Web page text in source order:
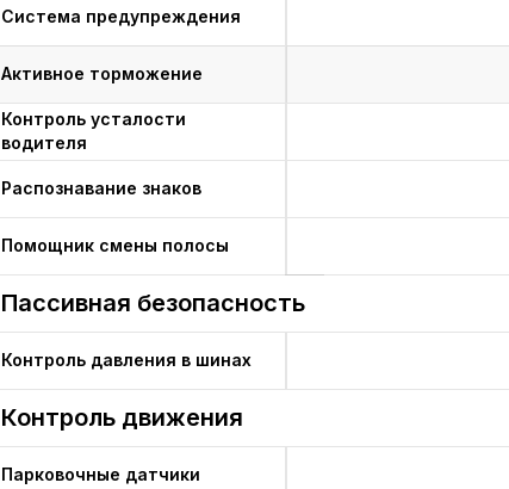
Система предупреждения
Активное торможение
Контроль усталости
водителя
Распознавание знаков
Помощник смены полосы
Пассивная безопасность
Контроль давления в шинах
Контроль движения
Парковочные датчики